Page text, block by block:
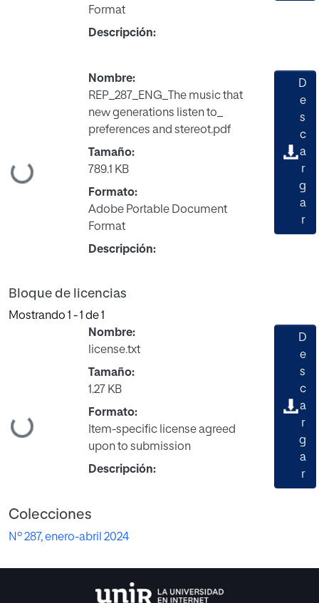
Format
Descripción:
Cargando...
Nombre:
REP_287_ENG_The music that
new generations listen to_
preferences and stereot.pdf
Tamaño:
789.1 KB
Formato:
Adobe Portable Document
Format
Descripción:
D
e
s
c
a
r
g
a
r
Bloque de licencias
Mostrando 1 - 1 de 1
Cargando...
Nombre:
license.txt
Tamaño:
1.27 KB
Formato:
Item-specific license agreed
upon to submission
Descripción:
D
e
s
c
a
r
g
a
r
Colecciones
Nº 287, enero-abril 2024